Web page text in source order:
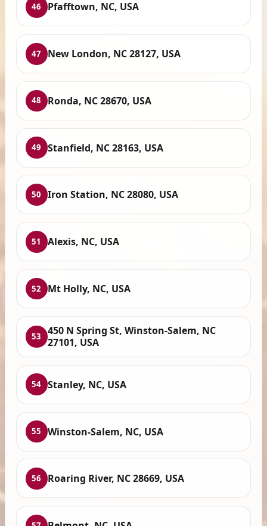
46 Pfafftown, NC, USA
47 New London, NC 28127, USA
48 Ronda, NC 28670, USA
49 Stanfield, NC 28163, USA
50 Iron Station, NC 28080, USA
51 Alexis, NC, USA
52 Mt Holly, NC, USA
53
450 N Spring St, Winston-Salem, NC
27101, USA
54 Stanley, NC, USA
55 Winston-Salem, NC, USA
56 Roaring River, NC 28669, USA